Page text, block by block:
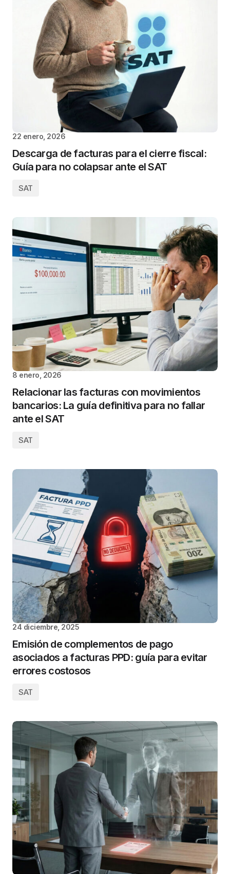
22 enero, 2026
Descarga de facturas para el cierre fiscal:
Guía para no colapsar ante el SAT
SAT
8 enero, 2026
Relacionar las facturas con movimientos
bancarios: La guía definitiva para no fallar
ante el SAT
SAT
24 diciembre, 2025
Emisión de complementos de pago
asociados a facturas PPD: guía para evitar
errores costosos
SAT